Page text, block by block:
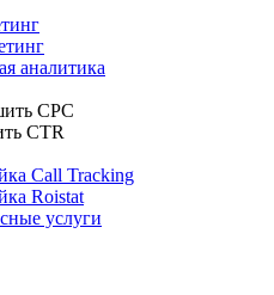
аналитика
CPC
CTR
Call Tracking
Roistat
услуги